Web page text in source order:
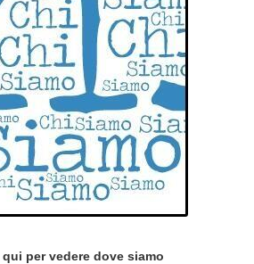
qui per vedere dove siamo